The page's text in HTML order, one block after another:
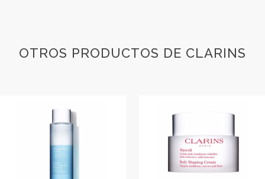
OTROS PRODUCTOS DE CLARINS